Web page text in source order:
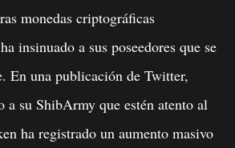
monedas criptográficas
insinuado a sus poseedores que se
En una publicación de Twitter,
a su ShibArmy que estén atento al
ha registrado un aumento masivo